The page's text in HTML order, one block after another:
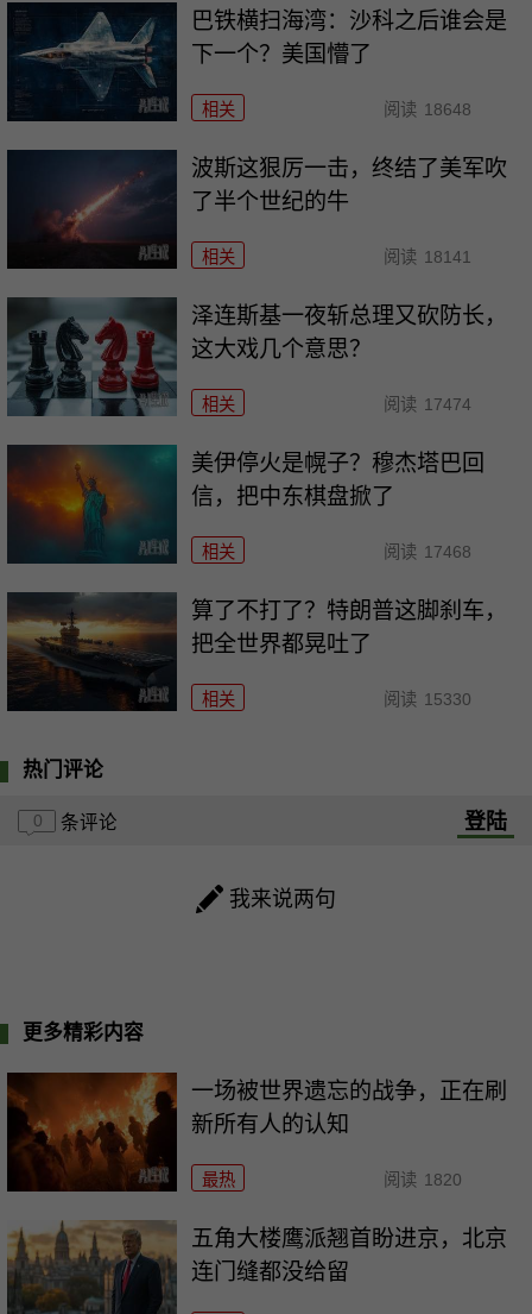
巴铁横扫海湾：沙科之后谁会是
下一个？美国懵了
相关 阅读 18648
波斯这狠厉一击，终结了美军吹
了半个世纪的牛
相关 阅读 18141
泽连斯基一夜斩总理又砍防长，
这大戏几个意思？
相关 阅读 17474
美伊停火是幌子？穆杰塔巴回
信，把中东棋盘掀了
相关 阅读 17468
算了不打了？特朗普这脚刹车，
把全世界都晃吐了
相关 阅读 15330
热门评论
0 条评论 登陆
我来说两句
更多精彩内容
一场被世界遗忘的战争，正在刷
新所有人的认知
最热 阅读 1820
五角大楼鹰派翘首盼进京，北京
连门缝都没给留